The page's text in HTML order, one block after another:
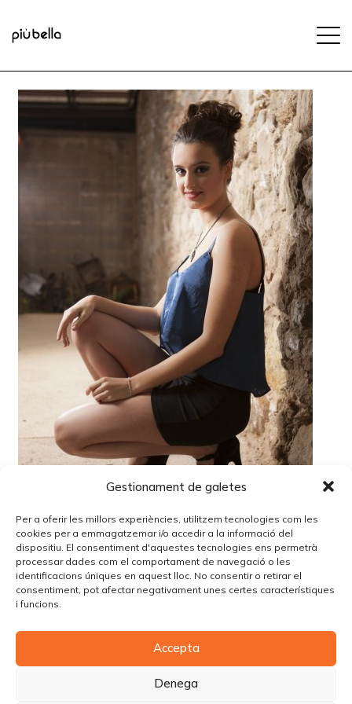
Gestionament de galetes
Per a oferir les millors experiències, utilitzem tecnologies com les
cookies per a emmagatzemar i/o accedir a la informació del
dispositiu. El consentiment d'aquestes tecnologies ens permetrà
processar dades com el comportament de navegació o les
identificacions úniques en aquest lloc. No consentir o retirar el
consentiment, pot afectar negativament unes certes característiques
i funcions.
Accepta
Denega
Lo siento, debes estarconectadopara publicar un
comentario.
© Copyright Piùbella Models Agency
Designed ByCreative Corner Agency
Política de cookies